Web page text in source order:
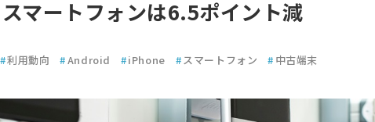
マートフォンは6.5ポイント減
#利用動向 #Android #iPhone #スマートフォン # 中古端末